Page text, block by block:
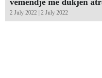
2 July 2022 | 2 July 2022